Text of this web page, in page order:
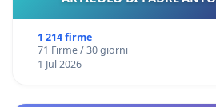
1 214 firme
71 Firme / 30 giorni
1 Jul 2026